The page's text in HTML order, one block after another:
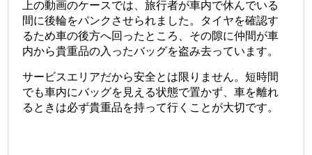
上の動画のケースでは、旅行者が車内で休んでいる
間に後輪をパンクさせられました。タイヤを確認す
るため車の後方へ回ったところ、その隙に仲間が車
内から貴重品の入ったバッグを盗み去っています。
サービスエリアだから安全とは限りません。短時間
でも車内にバッグを見える状態で置かず、車を離れ
るときは必ず貴重品を持って行くことが大切です。